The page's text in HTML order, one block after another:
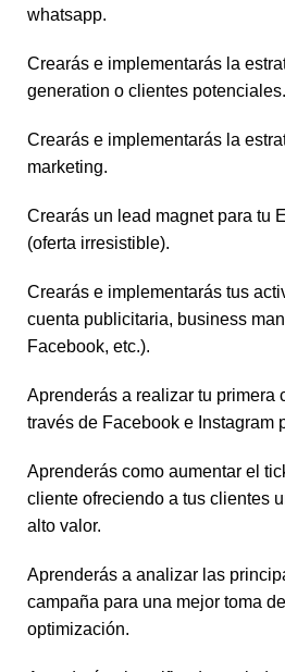
whatsapp.
Crearás e implementarás la
generation o clientes potenciales.
Crearás e implementarás la
marketing.
Crearás un lead magnet para tu
(oferta irresistible).
Crearás e implementarás tus
cuenta publicitaria, business
Facebook, etc.).
Aprenderás a realizar tu primera
través de Facebook e Instagram
Aprenderás como aumentar el
cliente ofreciendo a tus clientes
alto valor.
Aprenderás a analizar las
campaña para una mejor toma
optimización.